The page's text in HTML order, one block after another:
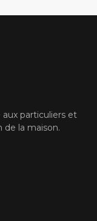
particuliers et
de la maison.